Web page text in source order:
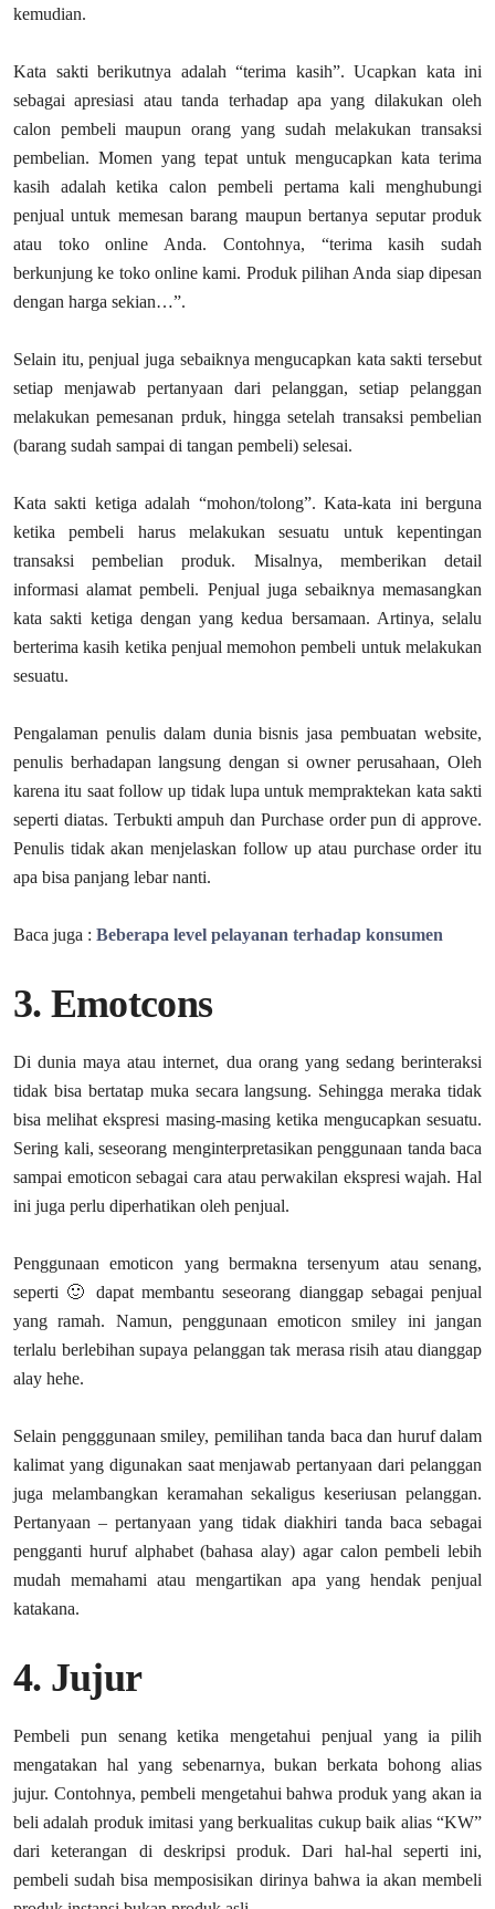
kemudian.
Kata sakti berikutnya adalah “terima kasih”. Ucapkan kata ini
sebagai apresiasi atau tanda terhadap apa yang dilakukan oleh
calon pembeli maupun orang yang sudah melakukan transaksi
pembelian. Momen yang tepat untuk mengucapkan kata terima
kasih adalah ketika calon pembeli pertama kali menghubungi
penjual untuk memesan barang maupun bertanya seputar produk
atau toko online Anda. Contohnya, “terima kasih sudah
berkunjung ke toko online kami. Produk pilihan Anda siap dipesan
dengan harga sekian…”.
Selain itu, penjual juga sebaiknya mengucapkan kata sakti tersebut
setiap menjawab pertanyaan dari pelanggan, setiap pelanggan
melakukan pemesanan prduk, hingga setelah transaksi pembelian
(barang sudah sampai di tangan pembeli) selesai.
Kata sakti ketiga adalah “mohon/tolong”. Kata-kata ini berguna
ketika pembeli harus melakukan sesuatu untuk kepentingan
transaksi pembelian produk. Misalnya, memberikan detail
informasi alamat pembeli. Penjual juga sebaiknya memasangkan
kata sakti ketiga dengan yang kedua bersamaan. Artinya, selalu
berterima kasih ketika penjual memohon pembeli untuk melakukan
sesuatu.
Pengalaman penulis dalam dunia bisnis jasa pembuatan website,
penulis berhadapan langsung dengan si owner perusahaan, Oleh
karena itu saat follow up tidak lupa untuk mempraktekan kata sakti
seperti diatas. Terbukti ampuh dan Purchase order pun di approve.
Penulis tidak akan menjelaskan follow up atau purchase order itu
apa bisa panjang lebar nanti.
Baca juga : Beberapa level pelayanan terhadap konsumen
3. Emotcons
Di dunia maya atau internet, dua orang yang sedang berinteraksi
tidak bisa bertatap muka secara langsung. Sehingga meraka tidak
bisa melihat ekspresi masing-masing ketika mengucapkan sesuatu.
Sering kali, seseorang menginterpretasikan penggunaan tanda baca
sampai emoticon sebagai cara atau perwakilan ekspresi wajah. Hal
ini juga perlu diperhatikan oleh penjual.
Penggunaan emoticon yang bermakna tersenyum atau senang,
seperti 🙂 dapat membantu seseorang dianggap sebagai penjual
yang ramah. Namun, penggunaan emoticon smiley ini jangan
terlalu berlebihan supaya pelanggan tak merasa risih atau dianggap
alay hehe.
Selain pengggunaan smiley, pemilihan tanda baca dan huruf dalam
kalimat yang digunakan saat menjawab pertanyaan dari pelanggan
juga melambangkan keramahan sekaligus keseriusan pelanggan.
Pertanyaan – pertanyaan yang tidak diakhiri tanda baca sebagai
pengganti huruf alphabet (bahasa alay) agar calon pembeli lebih
mudah memahami atau mengartikan apa yang hendak penjual
katakana.
4. Jujur
Pembeli pun senang ketika mengetahui penjual yang ia pilih
mengatakan hal yang sebenarnya, bukan berkata bohong alias
jujur. Contohnya, pembeli mengetahui bahwa produk yang akan ia
beli adalah produk imitasi yang berkualitas cukup baik alias “KW”
dari keterangan di deskripsi produk. Dari hal-hal seperti ini,
pembeli sudah bisa memposisikan dirinya bahwa ia akan membeli